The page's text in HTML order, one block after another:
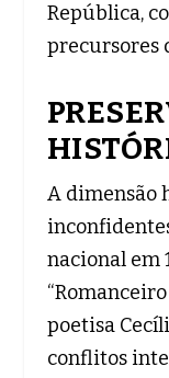
República,
precursores
A dimensão
nacional em
poetisa
conflitos